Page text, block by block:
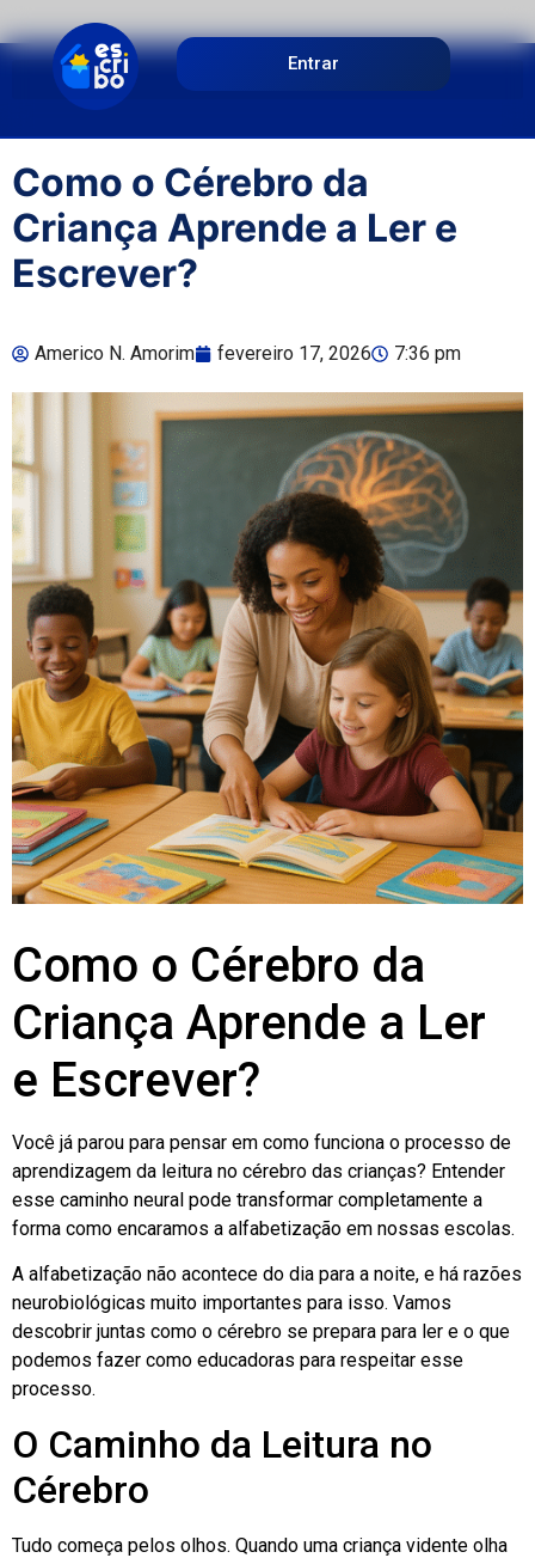
Entrar
Como o Cérebro da
Criança Aprende a Ler e
Escrever?
Americo N. Amorim fevereiro 17, 2026 7:36 pm
Como o Cérebro da
Criança Aprende a Ler
e Escrever?
Você já parou para pensar em como funciona o processo de
aprendizagem da leitura no cérebro das crianças? Entender
esse caminho neural pode transformar completamente a
forma como encaramos a alfabetização em nossas escolas.
A alfabetização não acontece do dia para a noite, e há razões
neurobiológicas muito importantes para isso. Vamos
descobrir juntas como o cérebro se prepara para ler e o que
podemos fazer como educadoras para respeitar esse
processo.
O Caminho da Leitura no
Cérebro
Tudo começa pelos olhos. Quando uma criança vidente olha